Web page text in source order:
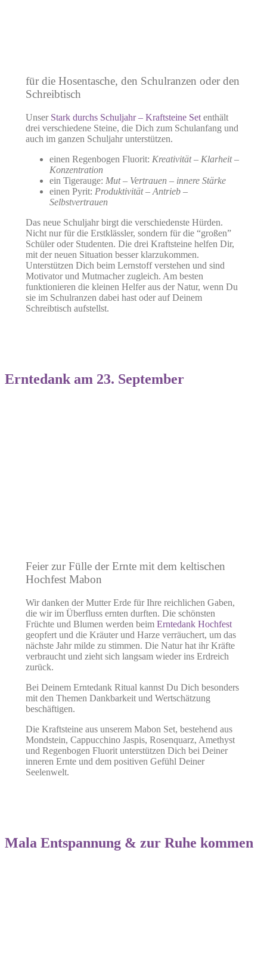
für die Hosentasche, den Schulranzen oder den
Schreibtisch
Unser Stark durchs Schuljahr – Kraftsteine Setenthält
drei verschiedene Steine, die Dich zum Schulanfang und
auch im ganzen Schuljahr unterstützen.
einen Regenbogen Fluorit: Kreativität – Klarheit –
Konzentration
ein Tigerauge: Mut – Vertrauen – innere Stärke
einen Pyrit: Produktivität – Antrieb –
Selbstvertrauen
Das neue Schuljahr birgt die verschiedenste Hürden.
Nicht nur für die Erstklässler, sondern für die “großen”
Schüler oder Studenten. Die drei Kraftsteine helfen Dir,
mit der neuen Situation besser klarzukommen.
Unterstützen Dich beim Lernstoff verstehen und sind
Motivator und Mutmacher zugleich. Am besten
funktionieren die kleinen Helfer aus der Natur, wenn Du
sie im Schulranzen dabei hast oder auf Deinem
Schreibtisch aufstellst.
Erntedank am 23. September
Feier zur Fülle der Ernte mit dem keltischen
Hochfest Mabon
Wir danken der Mutter Erde für Ihre reichlichen Gaben,
die wir im Überfluss ernten durften. Die schönsten
Früchte und Blumen werden beim Erntedank Hochfest
geopfert und die Kräuter und Harze verräuchert, um das
nächste Jahr milde zu stimmen. Die Natur hat ihr Kräfte
verbraucht und zieht sich langsam wieder ins Erdreich
zurück.
Bei Deinem Erntedank Ritual kannst Du Dich besonders
mit den Themen Dankbarkeit und Wertschätzung
beschäftigen.
Die Kraftsteine aus unserem Mabon Set, bestehend aus
Mondstein, Cappucchino Jaspis, Rosenquarz, Amethyst
und Regenbogen Fluorit unterstützen Dich bei Deiner
inneren Ernte und dem positiven Gefühl Deiner
Seelenwelt.
Mala Entspannung & zur Ruhe kommen